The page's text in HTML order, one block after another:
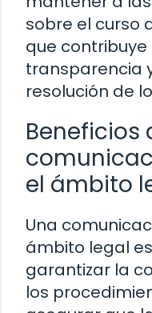
sobre el curso
que
transparencia
resolución de
Beneficios
el ámbito
Una
ámbito legal
garantizar la
los